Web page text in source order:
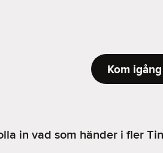
Kom igång
in vad som händer i fler